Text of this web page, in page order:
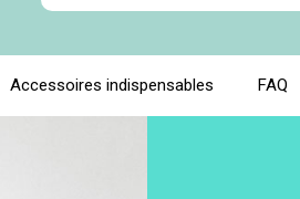
Accessoires indispensables FAQ